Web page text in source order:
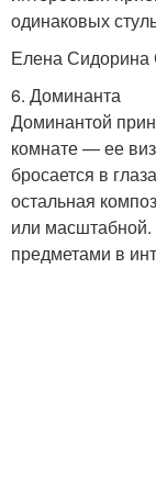
одинаковых
Елена Сидорина
6. Доминанта
Доминантой
комнате — ее
бросается в
остальная
или
предметами в